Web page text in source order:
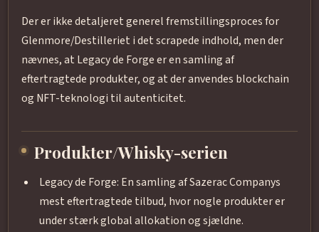
Der er ikke detaljeret generel fremstillingsproces for
Glenmore/Destilleriet i det scrapede indhold, men der
nævnes, at Legacy de Forge er en samling af
eftertragtede produkter, og at der anvendes blockchain
og NFT-teknologi til autenticitet.
Produkter/Whisky-serien
Legacy de Forge: En samling af Sazerac Companys
mest eftertragtede tilbud, hvor nogle produkter er
under stærk global allokation og sjældne.